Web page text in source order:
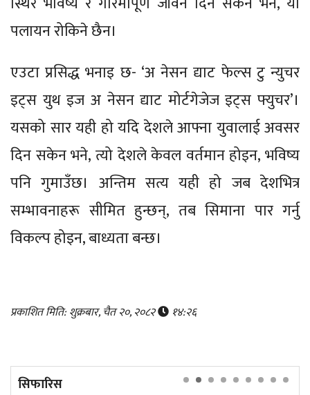
पलायन रोकिने छैन।
एउटा प्रसिद्ध भनाइ छ- ‘अ नेसन द्याट फेल्स टु न्युचर
इट्स युथ इज अ नेसन द्याट मोर्टगेजेज इट्स फ्युचर’।
यसको सार यही हो यदि देशले आफ्ना युवालाई अवसर
दिन सकेन भने, त्यो देशले केवल वर्तमान होइन, भविष्य
पनि गुमाउँछ। अन्तिम सत्य यही हो जब देशभित्र
सम्भावनाहरू सीमित हुन्छन्, तब सिमाना पार गर्नु
विकल्प होइन, बाध्यता बन्छ।
प्रकाशित मिति: शुक्रबार, चैत २०, २०८२ १४:२६
सिफारिस